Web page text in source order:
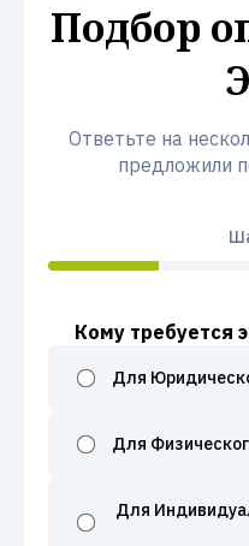
Подбор
Ответьте на
предложили
Кому требуется
Для
Для
Для